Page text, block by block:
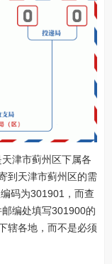
津市蓟州区下属各
到天津市蓟州区的需
码为301901，而查
编处填写301900的
辖各地，而不是必须